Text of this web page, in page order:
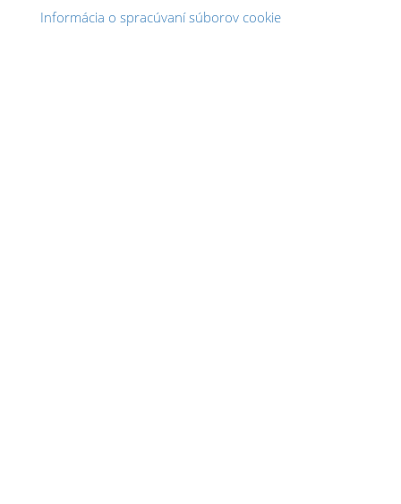
Informácia o spracúvaní súborov cookie